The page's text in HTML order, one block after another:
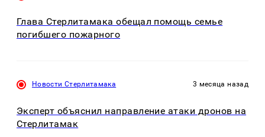
Глава Стерлитамака обещал помощь семье
погибшего пожарного
Новости Стерлитамака 3 месяца назад
Эксперт объяснил направление атаки дронов на
Стерлитамак